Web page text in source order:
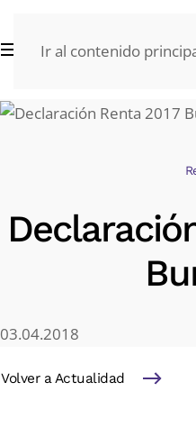
Ir al contenido
03.04.2018
Volver a Actualidad